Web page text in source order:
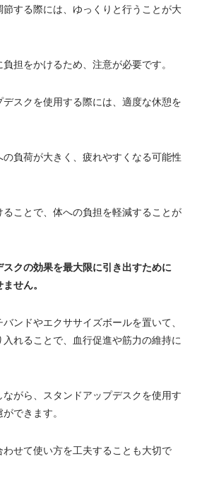
節する際には、ゆっくりと行うことが大
担をかけるため、注意が必要です。
スクを使用する際には、適度な休憩を
負荷が大きく、疲れやすくなる可能性
ことで、体への負担を軽減することが
スクの効果を最大限に引き出すために
せん。
ンドやエクササイズボールを置いて、
れることで、血行促進や筋力の維持に
がら、スタンドアップデスクを使用す
できます。
わせて使い方を工夫することも大切で